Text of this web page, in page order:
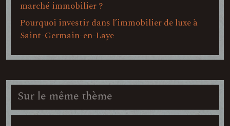
marché immobilier ?
Pourquoi investir dans l’immobilier de luxe à
Saint-Germain-en-Laye
Sur le même thème